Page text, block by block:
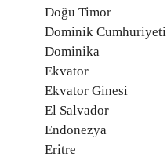
Doğu Timor
Dominik Cumhuriyeti
Dominika
Ekvator
Ekvator Ginesi
El Salvador
Endonezya
Eritre